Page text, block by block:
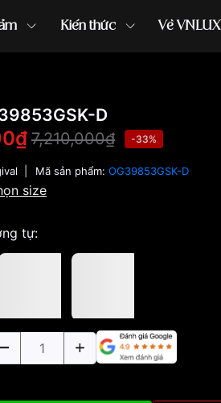
Kiến thức Về VNLUX
D
7,210,000₫ -33%
Mã sản phẩm: OG39853GSK-D
size
tự: